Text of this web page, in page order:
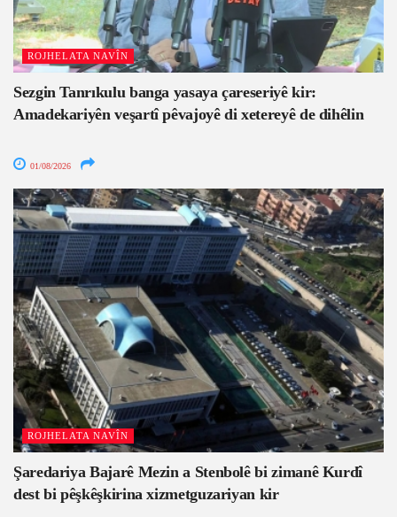
ROJHELATA NAVÎN
Sezgin Tanrıkulu banga yasaya çareseriyê kir:
Amadekariyên veşartî pêvajoyê di xetereyê de dihêlin
01/08/2026
ROJHELATA NAVÎN
Şaredariya Bajarê Mezin a Stenbolê bi zimanê Kurdî
dest bi pêşkêşkirina xizmetguzariyan kir